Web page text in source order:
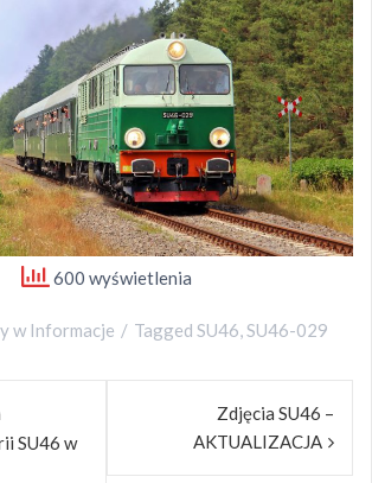
600 wyświetlenia
w Informacje Tagged SU46,SU46-029
SU46 w
Zdjęcia SU46 –
AKTUALIZACJA